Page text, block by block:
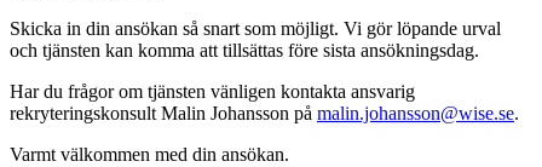
Skicka in din ansökan så snart som möjligt. Vi gör löpande urval
och tjänsten kan komma att tillsättas före sista ansökningsdag.
Har du frågor om tjänsten vänligen kontakta ansvarig
rekryteringskonsult Malin Johansson på malin.johansson@wise.se.
Varmt välkommen med din ansökan.